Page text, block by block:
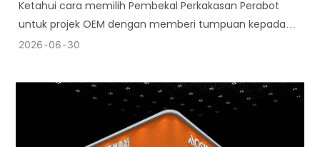
Ketahui cara memilih Pembekal Perkakasan Perabot
untuk projek OEM dengan memberi tumpuan kepada
kualiti, konsistensi, kapasiti pengeluaran dan
2026 06 30